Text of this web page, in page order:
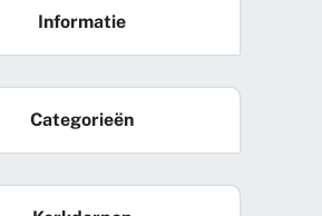
Informatie
Home
Agenda
Categorieën
Algemeen nieuws